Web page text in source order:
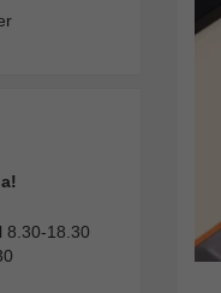
8.30-18.30